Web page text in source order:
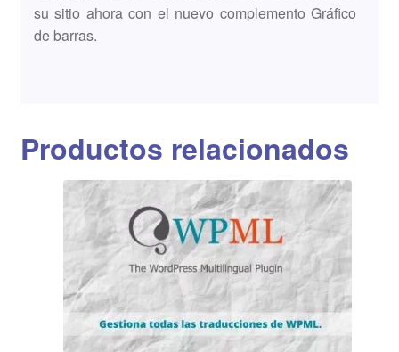
su sitio ahora con el nuevo complemento Gráfico
de barras.
Productos relacionados